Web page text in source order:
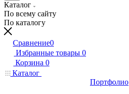
Каталог
По всему сайту
По каталогу
Сравнение0
Избранные товары 0
Корзина 0
Каталог
Портфолио